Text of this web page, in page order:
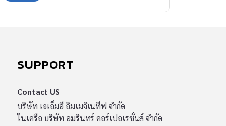
SUPPORT
Contact US
บริษัท เอเอ็มอี อิมเมจิเนทีฟ จำกัด
ในเครือ บริษัท อมรินทร์ คอร์เปอเรชั่นส์ จำกัด